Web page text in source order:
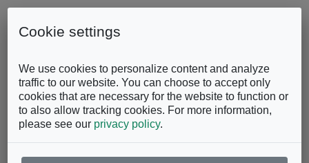
Skip to content
FacebookInstagramYouTube
Cookie settings
We use cookies to personalize content and analyze
traffic to our website. You can choose to accept only
cookies that are necessary for the website to function or
to also allow tracking cookies. For more information,
please see our privacy policy.